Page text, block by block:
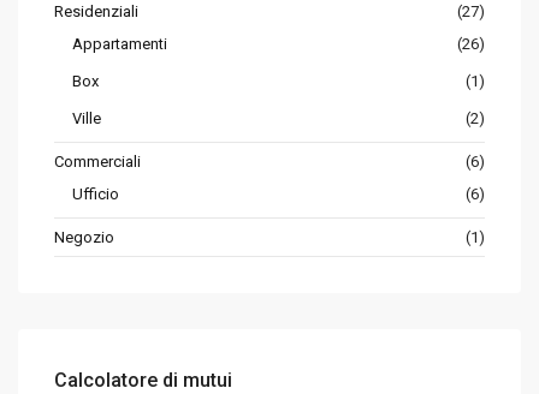
Residenziali
(27)
Appartamenti
(26)
Box (1)
Ville (2)
Commerciali
(6)
Ufficio
(6)
Negozio (1)
Calcolatore di mutui